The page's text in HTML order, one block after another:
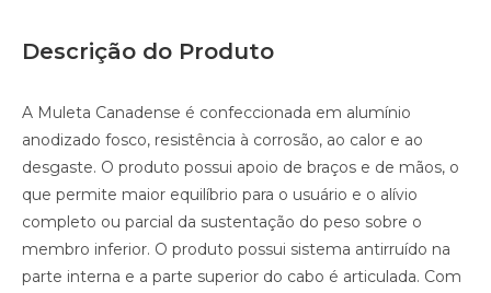
Descrição do Produto
A Muleta Canadense é confeccionada em alumínio
anodizado fosco, resistência à corrosão, ao calor e ao
desgaste. O produto possui apoio de braços e de mãos, o
que permite maior equilíbrio para o usuário e o alívio
completo ou parcial da sustentação do peso sobre o
membro inferior. O produto possui sistema antirruído na
parte interna e a parte superior do cabo é articulada. Com